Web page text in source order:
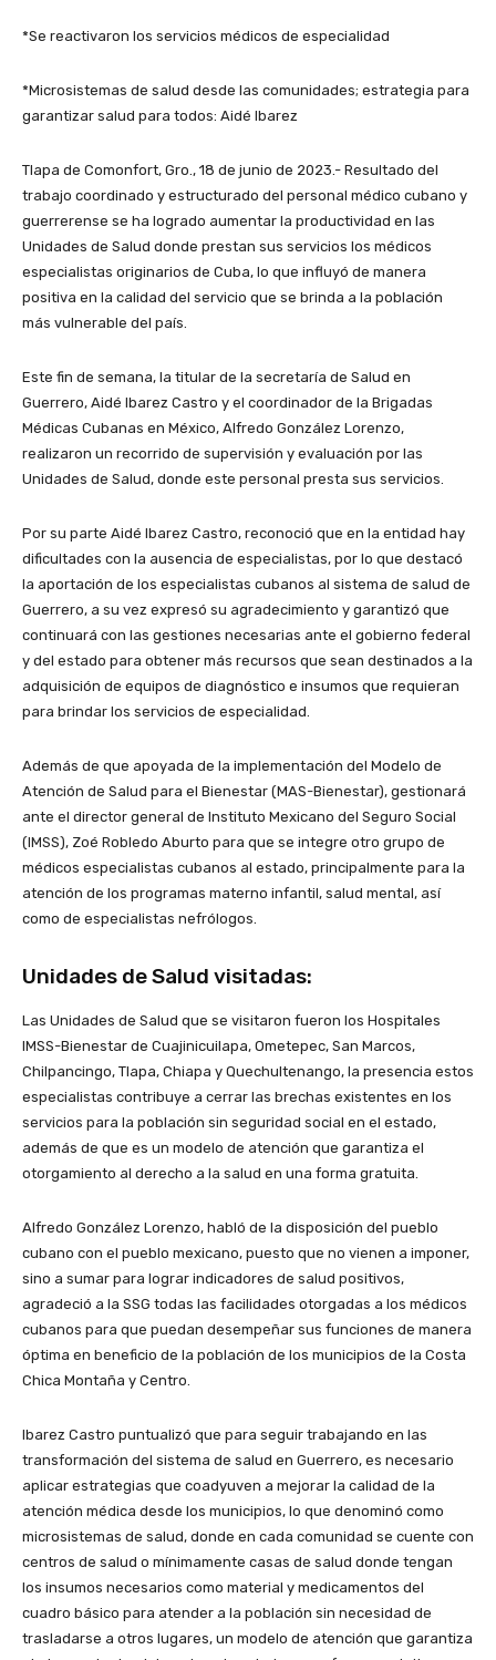
*Se reactivaron los servicios médicos de especialidad
*Microsistemas de salud desde las comunidades; estrategia para
garantizar salud para todos: Aidé Ibarez
Tlapa de Comonfort, Gro., 18 de junio de 2023.- Resultado del
trabajo coordinado y estructurado del personal médico cubano y
guerrerense se ha logrado aumentar la productividad en las
Unidades de Salud donde prestan sus servicios los médicos
especialistas originarios de Cuba, lo que influyó de manera
positiva en la calidad del servicio que se brinda a la población
más vulnerable del país.
Este fin de semana, la titular de la secretaría de Salud en
Guerrero, Aidé Ibarez Castro y el coordinador de la Brigadas
Médicas Cubanas en México, Alfredo González Lorenzo,
realizaron un recorrido de supervisión y evaluación por las
Unidades de Salud, donde este personal presta sus servicios.
Por su parte Aidé Ibarez Castro, reconoció que en la entidad hay
dificultades con la ausencia de especialistas, por lo que destacó
la aportación de los especialistas cubanos al sistema de salud de
Guerrero, a su vez expresó su agradecimiento y garantizó que
continuará con las gestiones necesarias ante el gobierno federal
y del estado para obtener más recursos que sean destinados a la
adquisición de equipos de diagnóstico e insumos que requieran
para brindar los servicios de especialidad.
Además de que apoyada de la implementación del Modelo de
Atención de Salud para el Bienestar (MAS-Bienestar), gestionará
ante el director general de Instituto Mexicano del Seguro Social
(IMSS), Zoé Robledo Aburto para que se integre otro grupo de
médicos especialistas cubanos al estado, principalmente para la
atención de los programas materno infantil, salud mental, así
como de especialistas nefrólogos.
Unidades de Salud visitadas:
Las Unidades de Salud que se visitaron fueron los Hospitales
IMSS-Bienestar de Cuajinicuilapa, Ometepec, San Marcos,
Chilpancingo, Tlapa, Chiapa y Quechultenango, la presencia estos
especialistas contribuye a cerrar las brechas existentes en los
servicios para la población sin seguridad social en el estado,
además de que es un modelo de atención que garantiza el
otorgamiento al derecho a la salud en una forma gratuita.
Alfredo González Lorenzo, habló de la disposición del pueblo
cubano con el pueblo mexicano, puesto que no vienen a imponer,
sino a sumar para lograr indicadores de salud positivos,
agradeció a la SSG todas las facilidades otorgadas a los médicos
cubanos para que puedan desempeñar sus funciones de manera
óptima en beneficio de la población de los municipios de la Costa
Chica Montaña y Centro.
Ibarez Castro puntualizó que para seguir trabajando en las
transformación del sistema de salud en Guerrero, es necesario
aplicar estrategias que coadyuven a mejorar la calidad de la
atención médica desde los municipios, lo que denominó como
microsistemas de salud, donde en cada comunidad se cuente con
centros de salud o mínimamente casas de salud donde tengan
los insumos necesarios como material y medicamentos del
cuadro básico para atender a la población sin necesidad de
trasladarse a otros lugares, un modelo de atención que garantiza